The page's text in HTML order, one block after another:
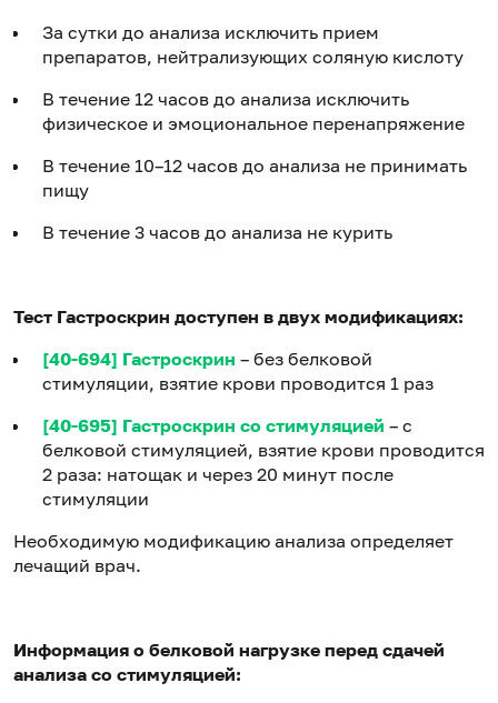
За сутки до анализа исключить прием
препаратов, нейтрализующих соляную кислоту
В течение 12 часов до анализа исключить
физическое и эмоциональное перенапряжение
В течение 10–12 часов до анализа не принимать
пищу
В течение 3 часов до анализа не курить
Тест Гастроскрин доступен в двух модификациях:
[40-694] Гастроскрин – без белковой
стимуляции, взятие крови проводится 1 раз
[40-695] Гастроскрин со стимуляцией – с
белковой стимуляцией, взятие крови проводится
2 раза: натощак и через 20 минут после
стимуляции
Необходимую модификацию анализа определяет
лечащий врач.
Информация о белковой нагрузке перед сдачей
анализа со стимуляцией: